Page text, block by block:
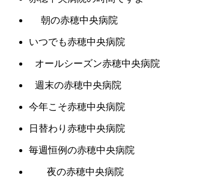
朝の赤穂中央病院
いつでも赤穂中央病院
オールシーズン赤穂中央病院
週末の赤穂中央病院
今年こそ赤穂中央病院
日替わり赤穂中央病院
毎週恒例の赤穂中央病院
夜の赤穂中央病院